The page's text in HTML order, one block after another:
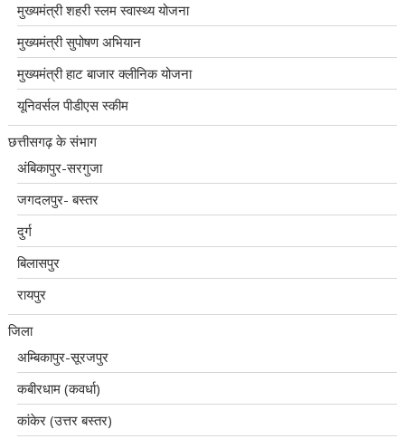
मुख्यमंत्री शहरी स्लम स्वास्थ्य योजना
मुख्यमंत्री सुपोषण अभियान
मुख्यमंत्री हाट बाजार क्लीनिक योजना
यूनिवर्सल पीडीएस स्कीम
छत्तीसगढ़ के संभाग
अंबिकापुर-सरगुजा
जगदलपुर- बस्तर
दुर्ग
बिलासपुर
रायपुर
जिला
अम्बिकापुर-सूरजपुर
कबीरधाम (कवर्धा)
कांकेर (उत्तर बस्तर)